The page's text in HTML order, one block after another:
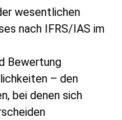
wesentlichen
nach IFRS/IAS im
Bewertung
– den
bei denen sich